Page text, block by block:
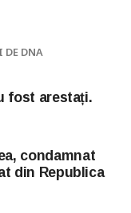
DNA
fost arestați.
condamnat
din Republica